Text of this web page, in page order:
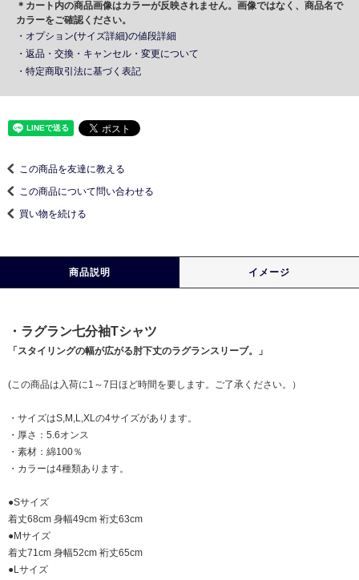
＊カート内の商品画像はカラーが反映されません。画像ではなく、商品名で
カラーをご確認ください。
・オプション(サイズ詳細)の値段詳細
・返品・交換・キャンセル・変更について
・特定商取引法に基づく表記
この商品を友達に教える
この商品について問い合わせる
買い物を続ける
商品説明 イメージ
・ラグラン七分袖Tシャツ
「スタイリングの幅が広がる肘下丈のラグランスリーブ。」
(この商品は入荷に1～7日ほど時間を要します。ご了承ください。）
・サイズはS,M,L,XLの4サイズがあります。
・厚さ：5.6オンス
・素材：綿100％
・カラーは4種類あります。
●Sサイズ
着丈68cm 身幅49cm 裄丈63cm
●Mサイズ
着丈71cm 身幅52cm 裄丈65cm
●Lサイズ